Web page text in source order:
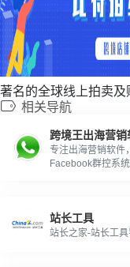
著名的全球线上拍卖及
相关导航
跨境王出海营销
专注出海营销软件
Facebook群控系
站长工具
站长之家-站长工